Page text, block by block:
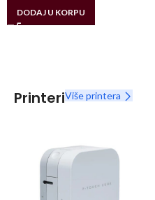
DODAJ U KORPU
PrinteriViše printera